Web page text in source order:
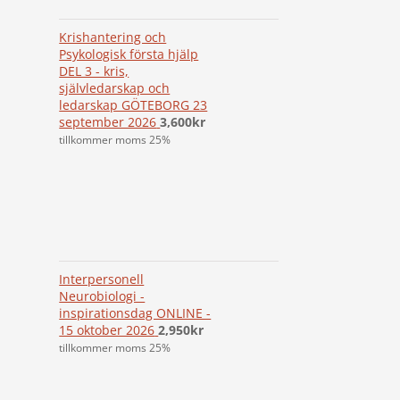
Krishantering och
Psykologisk första hjälp
DEL 3 - kris,
självledarskap och
ledarskap GÖTEBORG 23
september 2026 3,600kr
tillkommer moms 25%
Interpersonell
Neurobiologi -
inspirationsdag ONLINE -
15 oktober 2026 2,950kr
tillkommer moms 25%